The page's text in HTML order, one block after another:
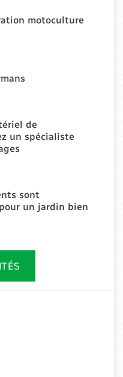
motoculture
de
un spécialiste
sont
un jardin bien